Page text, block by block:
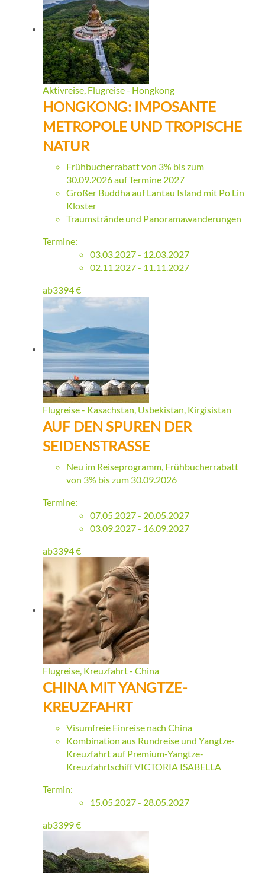
Aktivreise, Flugreise - Hongkong
HONGKONG: IMPOSANTE
METROPOLE UND TROPISCHE
NATUR
Frühbucherrabatt von 3% bis zum
30.09.2026 auf Termine 2027
Großer Buddha auf Lantau Island mit Po Lin
Kloster
Traumstrände und Panoramawanderungen
Termine:
03.03.2027 - 12.03.2027
02.11.2027 - 11.11.2027
ab3394€
Flugreise - Kasachstan, Usbekistan, Kirgisistan
AUF DEN SPUREN DER
SEIDENSTRASSE
Neu im Reiseprogramm, Frühbucherrabatt
von 3% bis zum 30.09.2026
Termine:
07.05.2027 - 20.05.2027
03.09.2027 - 16.09.2027
ab3394€
Flugreise, Kreuzfahrt - China
CHINA MIT YANGTZE-
KREUZFAHRT
Visumfreie Einreise nach China
Kombination aus Rundreise und Yangtze-
Kreuzfahrt auf Premium-Yangtze-
Kreuzfahrtschiff VICTORIA ISABELLA
Termin:
15.05.2027 - 28.05.2027
ab3399€